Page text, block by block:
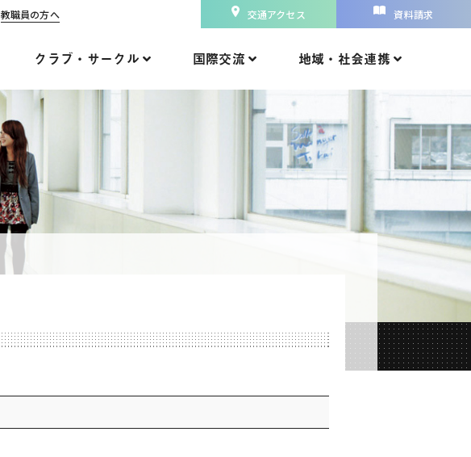
教職員の方へ 交通アクセス 資料請求
クラブ・サークル 国際交流 地域・社会連携